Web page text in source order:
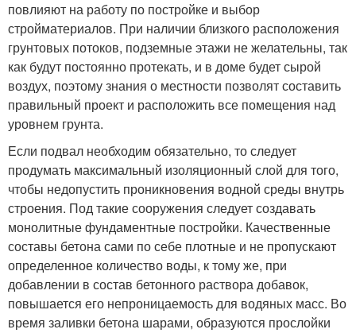
повлияют на работу по постройке и выбор
стройматериалов. При наличии близкого расположения
грунтовых потоков, подземные этажи не желательны, так
как будут постоянно протекать, и в доме будет сырой
воздух, поэтому знания о местности позволят составить
правильный проект и расположить все помещения над
уровнем грунта.
Если подвал необходим обязательно, то следует
продумать максимальный изоляционный слой для того,
чтобы недопустить проникновения водной среды внутрь
строения. Под такие сооружения следует создавать
монолитные фундаментные постройки. Качественные
составы бетона сами по себе плотные и не пропускают
определенное количество воды, к тому же, при
добавлении в состав бетонного раствора добавок,
повышается его непроницаемость для водяных масс. Во
время заливки бетона шарами, образуются прослойки